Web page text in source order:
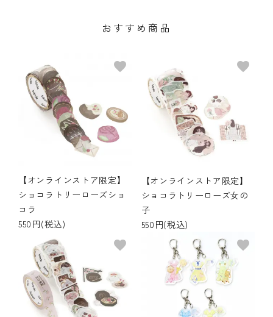
おすすめ商品
【オンラインストア限定】
ショコラトリーローズショ
コラ
550円(税込)
favorite
【オンラインストア限定】
ショコラトリーローズ女の
子
550円(税込)
favorite
favorite favorite